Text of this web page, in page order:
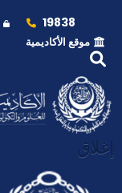
19838
موقع الأكاديمية
إغلاق